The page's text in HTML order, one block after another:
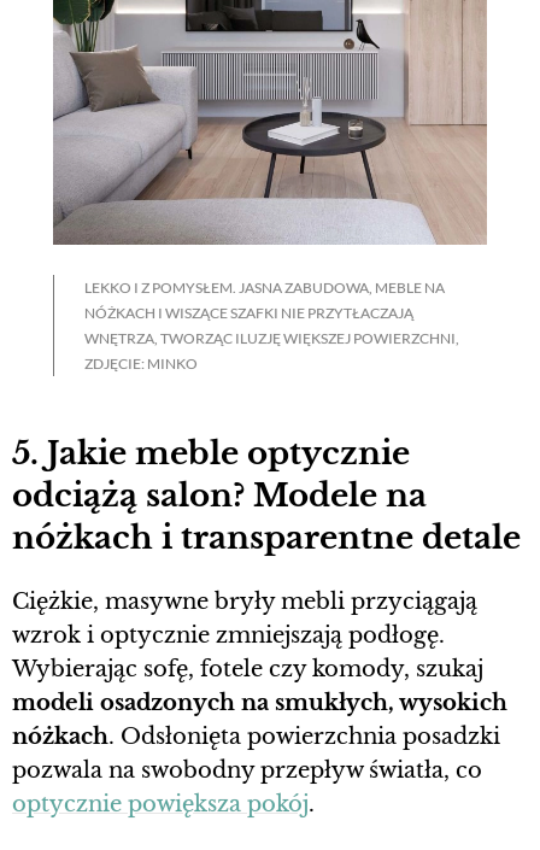
LEKKO I Z POMYSŁEM. JASNA ZABUDOWA, MEBLE NA
NÓŻKACH I WISZĄCE SZAFKI NIE PRZYTŁACZAJĄ
WNĘTRZA, TWORZĄC ILUZJĘ WIĘKSZEJ POWIERZCHNI,
ZDJĘCIE: MINKO
5. Jakie meble optycznie
odciążą salon? Modele na
nóżkach i transparentne detale
Ciężkie, masywne bryły mebli przyciągają
wzrok i optycznie zmniejszają podłogę.
Wybierając sofę, fotele czy komody, szukaj
modeli osadzonych na smukłych, wysokich
nóżkach. Odsłonięta powierzchnia posadzki
pozwala na swobodny przepływ światła, co
optycznie powiększa pokój.